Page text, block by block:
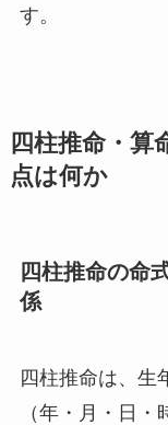
す。
四柱推命・算
点は何か
四柱推命の命
係
四柱推命は、生
（年・月・日